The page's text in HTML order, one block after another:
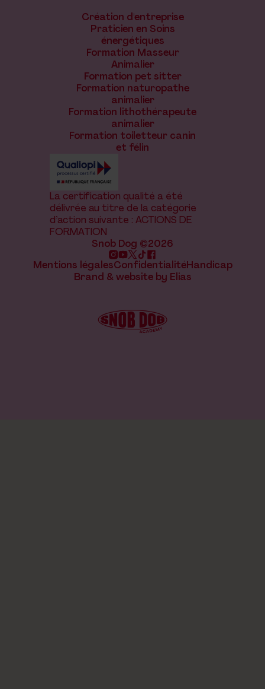
Création d'entreprise
Praticien en Soins
énergétiques
Formation Masseur
Animalier
Formation pet sitter
Formation naturopathe
animalier
Formation lithothérapeute
animalier
Formation toiletteur canin
et félin
La certification qualité a été
délivrée au titre de la catégorie
d’action suivante : ACTIONS DE
FORMATION
Snob Dog ©2026
Mentions légalesConfidentialitéHandicap
Brand & website by Elias